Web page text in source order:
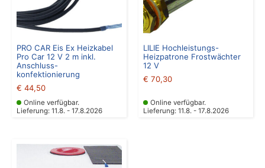
PRO CAR Eis Ex Heizkabel
Pro Car 12 V 2 m inkl.
Anschluss-
konfektionierung
€ 44,50
Online verfügbar.
Lieferung: 11.8. - 17.8.2026
LILIE Hochleistungs-
Heizpatrone Frostwächter
12 V
€ 70,30
Online verfügbar.
Lieferung: 11.8. - 17.8.2026